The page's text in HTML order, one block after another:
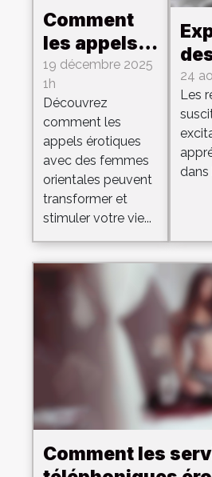
Comment
les appels
érotiques
avec des
femmes
orientales
peuvent
pimenter
votre
quotidien ?
19 décembre 2025
1h
Découvrez
comment les
appels érotiques
avec des femmes
orientales peuvent
transformer et
stimuler votre vie...
24
Les
dans
Comment les